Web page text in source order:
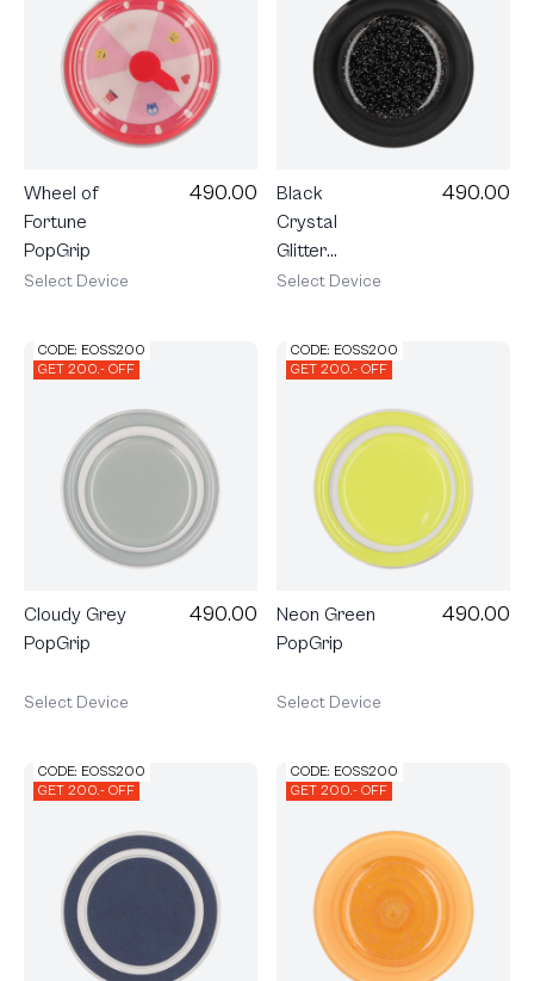
Wheel of
Fortune
PopGrip
490.00
Select Device
Black
Crystal
Glitter
PopGrip
490.00
Select Device
CODE: EOSS200
GET 200.- OFF
Cloudy Grey
PopGrip
490.00
Select Device
CODE: EOSS200
GET 200.- OFF
Neon Green
PopGrip
490.00
Select Device
CODE: EOSS200
GET 200.- OFF
CODE: EOSS200
GET 200.- OFF